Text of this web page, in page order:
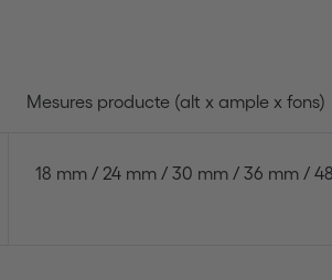
Mesures producte (alt x ample x fons)
18 mm / 24 mm / 30 mm / 36 mm /